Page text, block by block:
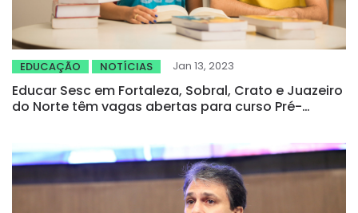
EDUCAÇÃO NOTÍCIAS Jan 13, 2023
Educar Sesc em Fortaleza, Sobral, Crato e Juazeiro
do Norte têm vagas abertas para curso Pré-